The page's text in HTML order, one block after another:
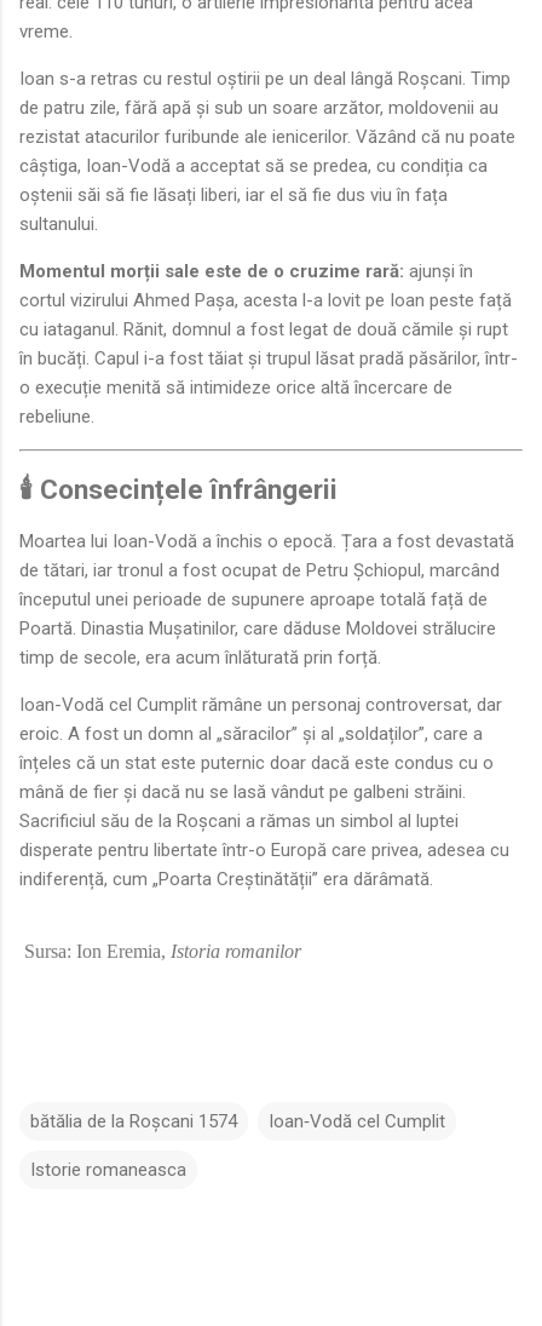
vreme.
Ioan s-a retras cu restul oștirii pe un deal lângă Roșcani. Timp
de patru zile, fără apă și sub un soare arzător, moldovenii au
rezistat atacurilor furibunde ale ienicerilor. Văzând că nu poate
câștiga, Ioan-Vodă a acceptat să se predea, cu condiția ca
oștenii săi să fie lăsați liberi, iar el să fie dus viu în fața
sultanului.
Momentul morții sale este de o cruzime rară: ajunși în
cortul vizirului Ahmed Pașa, acesta l-a lovit pe Ioan peste față
cu iataganul. Rănit, domnul a fost legat de două cămile și rupt
în bucăți. Capul i-a fost tăiat și trupul lăsat pradă păsărilor, într-
o execuție menită să intimideze orice altă încercare de
rebeliune.
🕯️ Consecințele înfrângerii
Moartea lui Ioan-Vodă a închis o epocă. Țara a fost devastată
de tătari, iar tronul a fost ocupat de Petru Șchiopul, marcând
începutul unei perioade de supunere aproape totală față de
Poartă. Dinastia Mușatinilor, care dăduse Moldovei strălucire
timp de secole, era acum înlăturată prin forță.
Ioan-Vodă cel Cumplit rămâne un personaj controversat, dar
eroic. A fost un domn al „săracilor” și al „soldaților”, care a
înțeles că un stat este puternic doar dacă este condus cu o
mână de fier și dacă nu se lasă vândut pe galbeni străini.
Sacrificiul său de la Roșcani a rămas un simbol al luptei
disperate pentru libertate într-o Europă care privea, adesea cu
indiferență, cum „Poarta Creștinătății” era dărâmată.
Sursa: Ion Eremia, Istoria romanilor
bătălia de la Roșcani 1574 Ioan‑Vodă cel Cumplit
Istorie romaneasca